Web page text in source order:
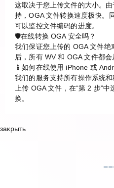
这取决于您上传文件的大小。
持，OGA 文件转换速度极快。
可以监控文件编码的进度。
🛡️在线转换 OGA 安全吗？
我们保证您上传的 OGA 文件
后，所有 WV 和 OGA 文件都会
📱如何在线使用 iPhone 或
我们的服务支持所有操作系统
上传 OGA 文件，在“第 2 步”
换。
закрыть